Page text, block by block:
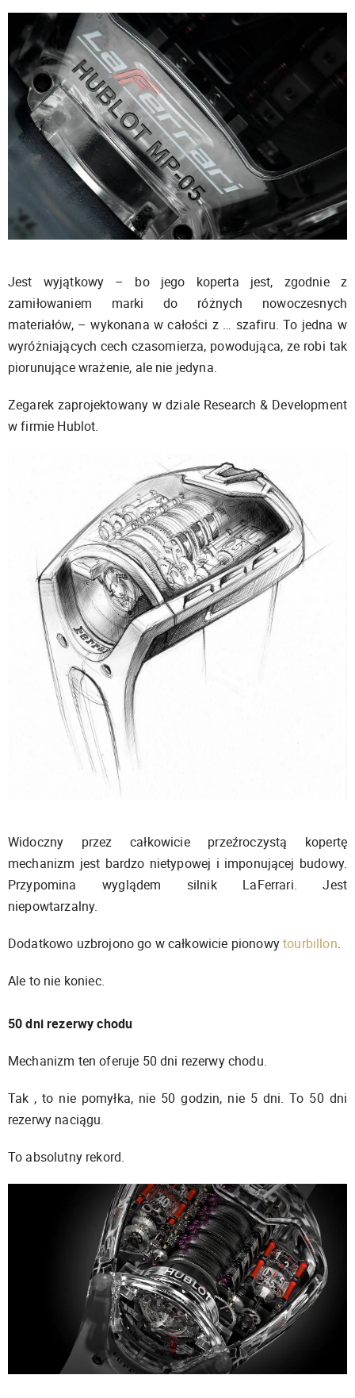
Jest wyjątkowy – bo jego koperta jest, zgodnie z
zamiłowaniem marki do różnych nowoczesnych
materiałów, – wykonana w całości z … szafiru. To jedna w
wyróżniających cech czasomierza, powodująca, ze robi tak
piorunujące wrażenie, ale nie jedyna.
Zegarek zaprojektowany w dziale Research & Development
w firmie Hublot.
Widoczny przez całkowicie przeźroczystą kopertę
mechanizm jest bardzo nietypowej i imponującej budowy.
Przypomina wyglądem silnik LaFerrari. Jest
niepowtarzalny.
Dodatkowo uzbrojono go w całkowicie pionowytourbillon.
Ale to nie koniec.
50 dni rezerwy chodu
Mechanizm ten oferuje 50 dni rezerwy chodu.
Tak , to nie pomyłka, nie 50 godzin, nie 5 dni. To 50 dni
rezerwy naciągu.
To absolutny rekord.